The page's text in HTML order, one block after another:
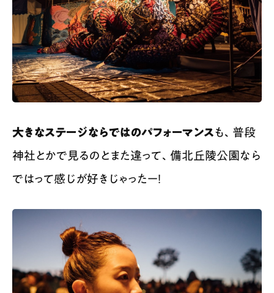
大きなステージならではのパフォーマンスも、普段
神社とかで見るのとまた違って、備北丘陵公園なら
ではって感じが好きじゃったー！